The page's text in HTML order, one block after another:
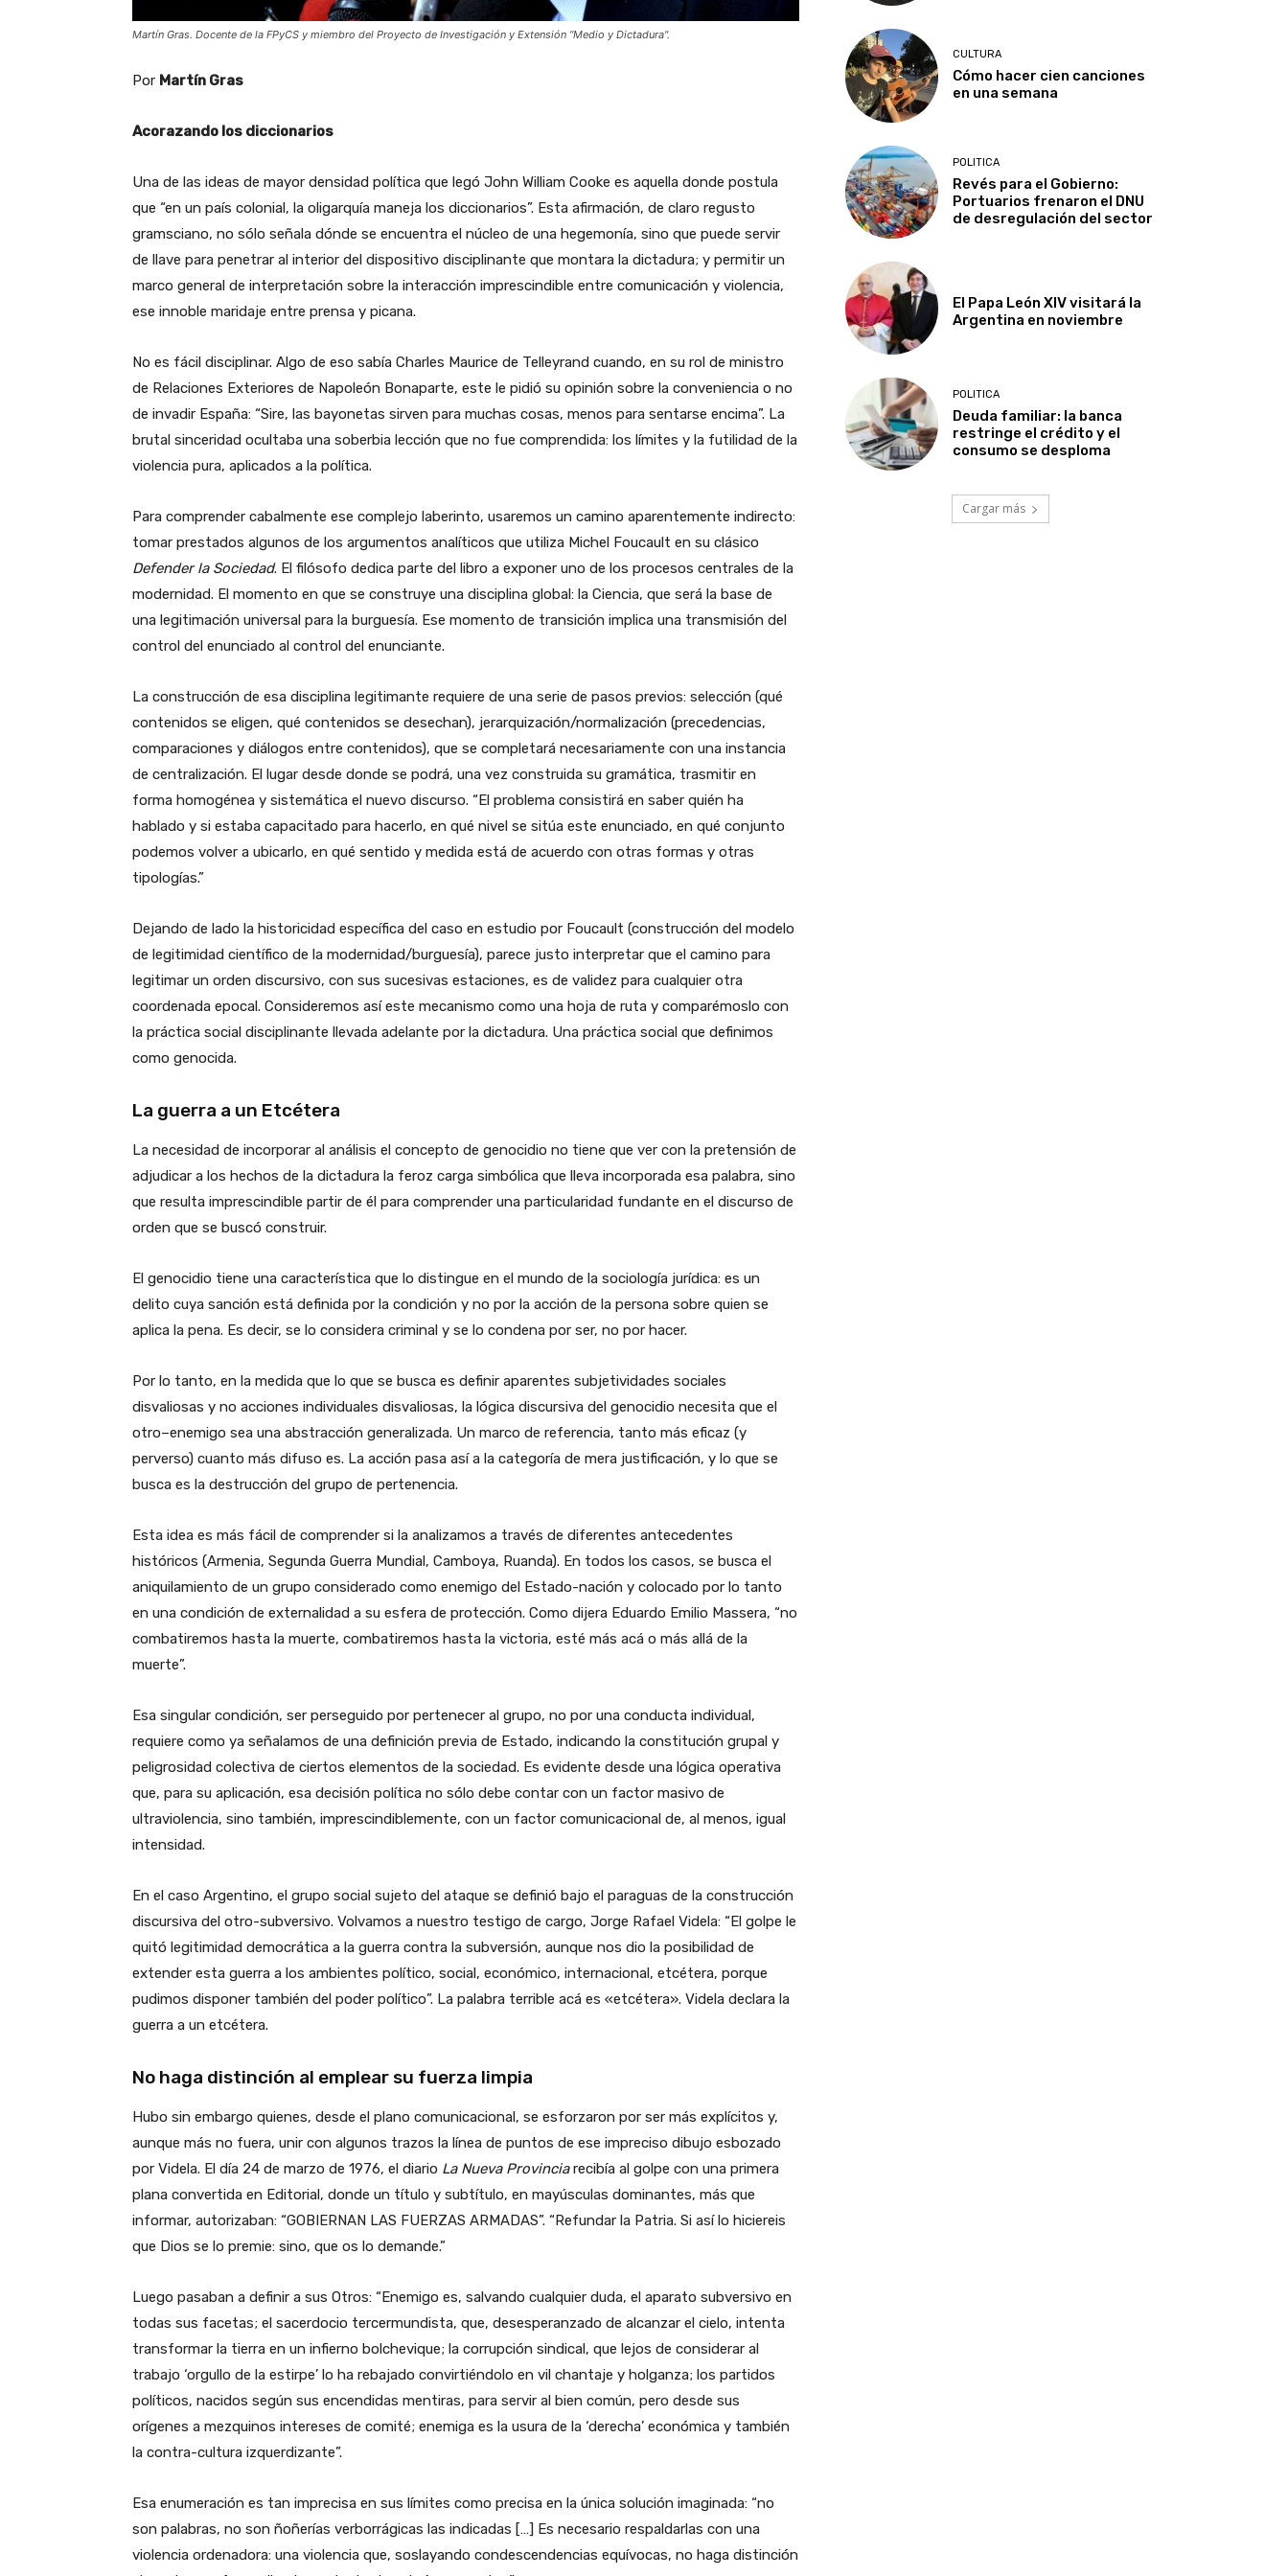
Martín Gras. Docente de la FPyCS y miembro del Proyecto de Investigación y Extensión “Medio y Dictadura".
Por Martín Gras
Acorazando los diccionarios
Una de las ideas de mayor densidad política que legó John William Cooke es aquella donde postula
que “en un país colonial, la oligarquía maneja los diccionarios”. Esta afirmación, de claro regusto
gramsciano, no sólo señala dónde se encuentra el núcleo de una hegemonía, sino que puede servir
de llave para penetrar al interior del dispositivo disciplinante que montara la dictadura; y permitir un
marco general de interpretación sobre la interacción imprescindible entre comunicación y violencia,
ese innoble maridaje entre prensa y picana.
No es fácil disciplinar. Algo de eso sabía Charles Maurice de Telleyrand cuando, en su rol de ministro
de Relaciones Exteriores de Napoleón Bonaparte, este le pidió su opinión sobre la conveniencia o no
de invadir España: “Sire, las bayonetas sirven para muchas cosas, menos para sentarse encima”. La
brutal sinceridad ocultaba una soberbia lección que no fue comprendida: los límites y la futilidad de la
violencia pura, aplicados a la política.
Para comprender cabalmente ese complejo laberinto, usaremos un camino aparentemente indirecto:
tomar prestados algunos de los argumentos analíticos que utiliza Michel Foucault en su clásico
Defender la Sociedad. El filósofo dedica parte del libro a exponer uno de los procesos centrales de la
modernidad. El momento en que se construye una disciplina global: la Ciencia, que será la base de
una legitimación universal para la burguesía. Ese momento de transición implica una transmisión del
control del enunciado al control del enunciante.
La construcción de esa disciplina legitimante requiere de una serie de pasos previos: selección (qué
contenidos se eligen, qué contenidos se desechan), jerarquización/normalización (precedencias,
comparaciones y diálogos entre contenidos), que se completará necesariamente con una instancia
de centralización. El lugar desde donde se podrá, una vez construida su gramática, trasmitir en
forma homogénea y sistemática el nuevo discurso. “El problema consistirá en saber quién ha
hablado y si estaba capacitado para hacerlo, en qué nivel se sitúa este enunciado, en qué conjunto
podemos volver a ubicarlo, en qué sentido y medida está de acuerdo con otras formas y otras
tipologías.”
Dejando de lado la historicidad específica del caso en estudio por Foucault (construcción del modelo
de legitimidad científico de la modernidad/burguesía), parece justo interpretar que el camino para
legitimar un orden discursivo, con sus sucesivas estaciones, es de validez para cualquier otra
coordenada epocal. Consideremos así este mecanismo como una hoja de ruta y comparémoslo con
la práctica social disciplinante llevada adelante por la dictadura. Una práctica social que definimos
como genocida.
La guerra a un Etcétera
La necesidad de incorporar al análisis el concepto de genocidio no tiene que ver con la pretensión de
adjudicar a los hechos de la dictadura la feroz carga simbólica que lleva incorporada esa palabra, sino
que resulta imprescindible partir de él para comprender una particularidad fundante en el discurso de
orden que se buscó construir.
El genocidio tiene una característica que lo distingue en el mundo de la sociología jurídica: es un
delito cuya sanción está definida por la condición y no por la acción de la persona sobre quien se
aplica la pena. Es decir, se lo considera criminal y se lo condena por ser, no por hacer.
Por lo tanto, en la medida que lo que se busca es definir aparentes subjetividades sociales
disvaliosas y no acciones individuales disvaliosas, la lógica discursiva del genocidio necesita que el
otro–enemigo sea una abstracción generalizada. Un marco de referencia, tanto más eficaz (y
perverso) cuanto más difuso es. La acción pasa así a la categoría de mera justificación, y lo que se
busca es la destrucción del grupo de pertenencia.
Esta idea es más fácil de comprender si la analizamos a través de diferentes antecedentes
históricos (Armenia, Segunda Guerra Mundial, Camboya, Ruanda). En todos los casos, se busca el
aniquilamiento de un grupo considerado como enemigo del Estado-nación y colocado por lo tanto
en una condición de externalidad a su esfera de protección. Como dijera Eduardo Emilio Massera, “no
combatiremos hasta la muerte, combatiremos hasta la victoria, esté más acá o más allá de la
muerte”.
Esa singular condición, ser perseguido por pertenecer al grupo, no por una conducta individual,
requiere como ya señalamos de una definición previa de Estado, indicando la constitución grupal y
peligrosidad colectiva de ciertos elementos de la sociedad. Es evidente desde una lógica operativa
que, para su aplicación, esa decisión política no sólo debe contar con un factor masivo de
ultraviolencia, sino también, imprescindiblemente, con un factor comunicacional de, al menos, igual
intensidad.
En el caso Argentino, el grupo social sujeto del ataque se definió bajo el paraguas de la construcción
discursiva del otro-subversivo. Volvamos a nuestro testigo de cargo, Jorge Rafael Videla: “El golpe le
quitó legitimidad democrática a la guerra contra la subversión, aunque nos dio la posibilidad de
extender esta guerra a los ambientes político, social, económico, internacional, etcétera, porque
pudimos disponer también del poder político”. La palabra terrible acá es «etcétera». Videla declara la
guerra a un etcétera.
No haga distinción al emplear su fuerza limpia
Hubo sin embargo quienes, desde el plano comunicacional, se esforzaron por ser más explícitos y,
aunque más no fuera, unir con algunos trazos la línea de puntos de ese impreciso dibujo esbozado
por Videla. El día 24 de marzo de 1976, el diario La Nueva Provinciarecibía al golpe con una primera
plana convertida en Editorial, donde un título y subtítulo, en mayúsculas dominantes, más que
informar, autorizaban: “GOBIERNAN LAS FUERZAS ARMADAS”. “Refundar la Patria. Si así lo hiciereis
que Dios se lo premie: sino, que os lo demande.”
Luego pasaban a definir a sus Otros: “Enemigo es, salvando cualquier duda, el aparato subversivo en
todas sus facetas; el sacerdocio tercermundista, que, desesperanzado de alcanzar el cielo, intenta
transformar la tierra en un infierno bolchevique; la corrupción sindical, que lejos de considerar al
trabajo ‘orgullo de la estirpe’ lo ha rebajado convirtiéndolo en vil chantaje y holganza; los partidos
políticos, nacidos según sus encendidas mentiras, para servir al bien común, pero desde sus
orígenes a mezquinos intereses de comité; enemiga es la usura de la ‘derecha’ económica y también
la contra-cultura izquerdizante”.
Esa enumeración es tan imprecisa en sus límites como precisa en la única solución imaginada: “no
son palabras, no son ñoñerías verborrágicas las indicadas […] Es necesario respaldarlas con una
violencia ordenadora: una violencia que, soslayando condescendencias equívocas, no haga distinción
CULTURA
Cómo hacer cien canciones
en una semana
POLITICA
Revés para el Gobierno:
Portuarios frenaron el DNU
de desregulación del sector
El Papa León XIV visitará la
Argentina en noviembre
POLITICA
Deuda familiar: la banca
restringe el crédito y el
consumo se desploma
Cargar más